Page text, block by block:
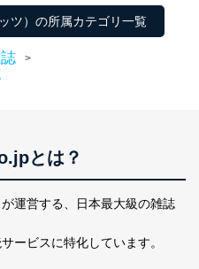
ツ）の所属カテゴリ一覧
>
とは？
運営する、
日本最大級の雑誌
ービスに特化しています。